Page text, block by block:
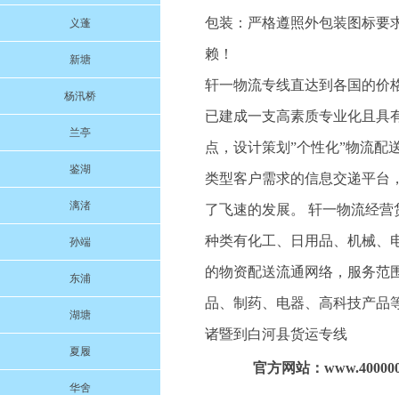
义蓬
新塘
杨汛桥
兰亭
鉴湖
漓渚
孙端
东浦
湖塘
夏履
华舍
包装：严格遵照外包装图标要
赖！
轩一物流专线直达到各国的价
已建成一支高素质专业化且具
点，设计策划”个性化”物流配
类型客户需求的信息交递平台
了飞速的发展。 轩一物流经
种类有化工、日用品、机械、
的物资配送流通网络，服务范
品、制药、电器、高科技产品
诸暨到白河县货运专线
官方网站：